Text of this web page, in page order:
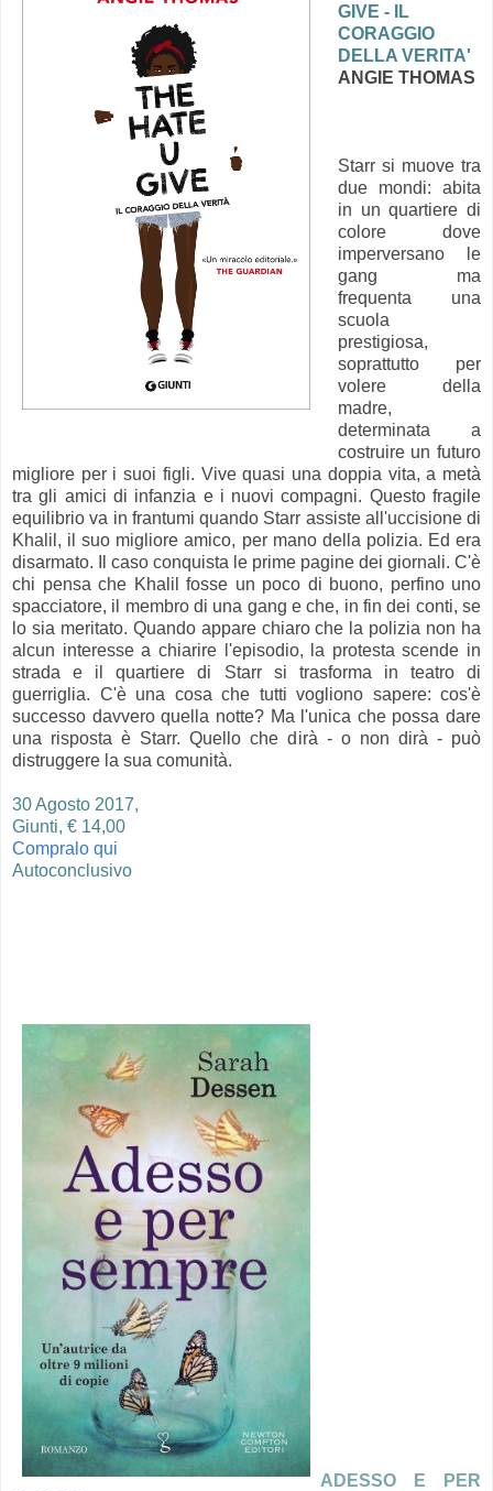
GIVE - IL
CORAGGIO
DELLA VERITA'
ANGIE THOMAS
Starr si muove tra
due mondi: abita
in un quartiere di
colore dove
imperversano le
gang ma
frequenta una
scuola
prestigiosa,
soprattutto per
volere della
madre,
determinata a
costruire un futuro
migliore per i suoi figli. Vive quasi una doppia vita, a metà
tra gli amici di infanzia e i nuovi compagni. Questo fragile
equilibrio va in frantumi quando Starr assiste all'uccisione di
Khalil, il suo migliore amico, per mano della polizia. Ed era
disarmato. Il caso conquista le prime pagine dei giornali. C'è
chi pensa che Khalil fosse un poco di buono, perfino uno
spacciatore, il membro di una gang e che, in fin dei conti, se
lo sia meritato. Quando appare chiaro che la polizia non ha
alcun interesse a chiarire l'episodio, la protesta scende in
strada e il quartiere di Starr si trasforma in teatro di
guerriglia. C'è una cosa che tutti vogliono sapere: cos'è
successo davvero quella notte? Ma l'unica che possa dare
una risposta è Starr. Quello che dirà - o non dirà - può
distruggere la sua comunità.
30 Agosto 2017,
Giunti, € 14,00
Compralo qui
Autoconclusivo
ADESSO E PER